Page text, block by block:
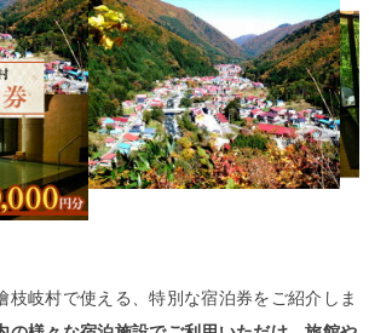
枝岐村で使える、特別な宿泊券をご紹介しま